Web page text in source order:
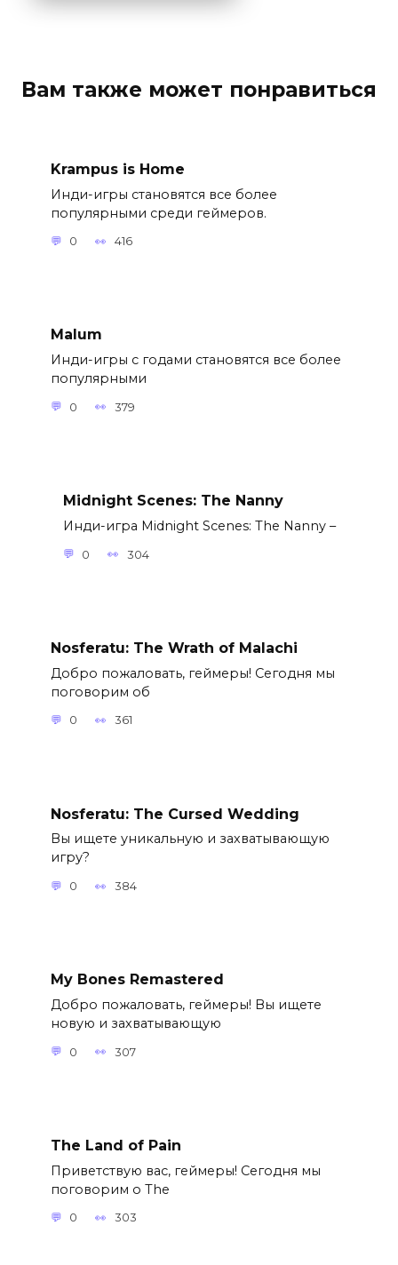
Вам также может понравиться
Krampus is Home
Инди-игры становятся все более
популярными среди геймеров.
0 416
Malum
Инди-игры с годами становятся все более
популярными
0 379
Midnight Scenes: The Nanny
Инди-игра Midnight Scenes: The Nanny –
0 304
Nosferatu: The Wrath of Malachi
Добро пожаловать, геймеры! Сегодня мы
поговорим об
0 361
Nosferatu: The Cursed Wedding
Вы ищете уникальную и захватывающую
игру?
0 384
My Bones Remastered
Добро пожаловать, геймеры! Вы ищете
новую и захватывающую
0 307
The Land of Pain
Приветствую вас, геймеры! Сегодня мы
поговорим о The
0 303